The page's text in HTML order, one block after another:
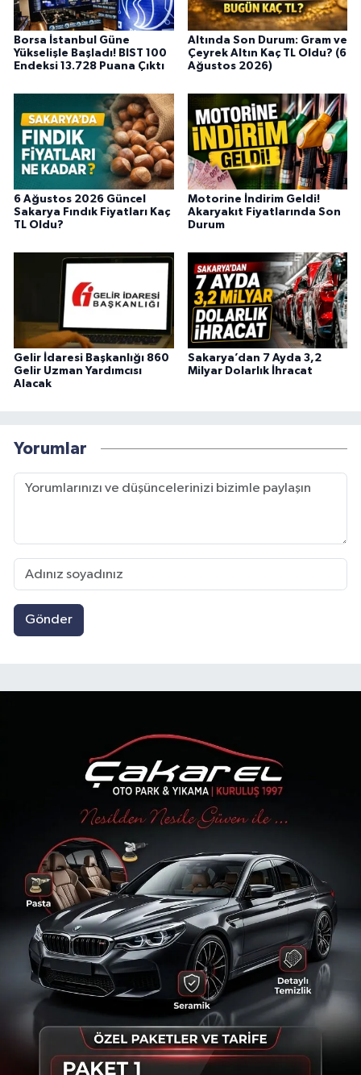
Borsa İstanbul Güne
Yükselişle Başladı! BIST 100
Endeksi 13.728 Puana Çıktı
Altında Son Durum: Gram ve
Çeyrek Altın Kaç TL Oldu? (6
Ağustos 2026)
6 Ağustos 2026 Güncel
Sakarya Fındık Fiyatları Kaç
TL Oldu?
Motorine İndirim Geldi!
Akaryakıt Fiyatlarında Son
Durum
Gelir İdaresi Başkanlığı 860
Gelir Uzman Yardımcısı
Alacak
Sakarya’dan 7 Ayda 3,2
Milyar Dolarlık İhracat
Yorumlar
Gönder